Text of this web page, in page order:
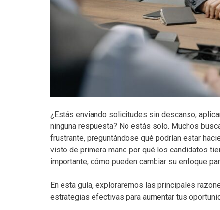
¿Estás enviando solicitudes sin descanso,
ninguna respuesta? No estás solo. Muchos
frustrante, preguntándose qué podrían estar
visto de primera mano por qué los candidatos
importante, cómo pueden cambiar su enfoque
En esta guía, exploraremos las principales
estrategias efectivas para aumentar tus